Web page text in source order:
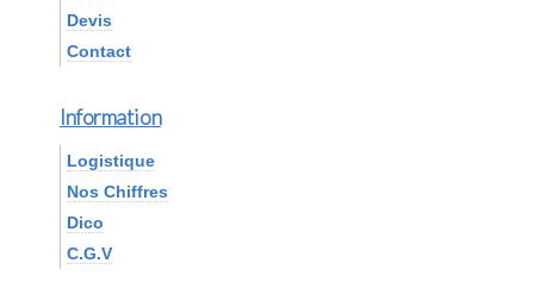
Devis
Contact
Information
Logistique
Nos Chiffres
Dico
C.G.V